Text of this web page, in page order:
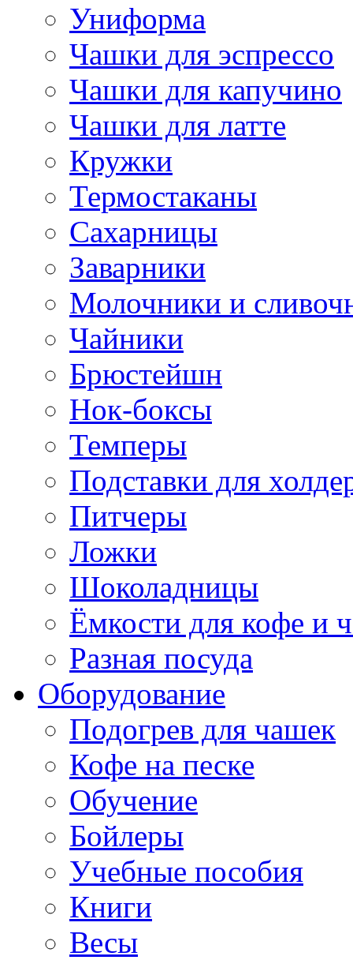
Униформа
Чашки для эспрессо
Чашки для капучино
Чашки для латте
Кружки
Термостаканы
Сахарницы
Заварники
Молочники и
Чайники
Брюстейшн
Нок-боксы
Темперы
Подставки для
Питчеры
Ложки
Шоколадницы
Ёмкости для кофе и
Разная посуда
Оборудование
Подогрев для чашек
Кофе на песке
Обучение
Бойлеры
Учебные пособия
Книги
Весы